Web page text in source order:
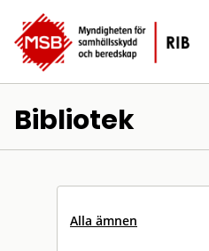
Bibliotek
Alla ämnen